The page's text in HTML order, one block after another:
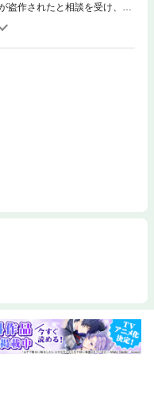
盗作されたと相談を受け、協
ろがある夜、雨の中傘もささ
恋愛オムニバス、ついに完